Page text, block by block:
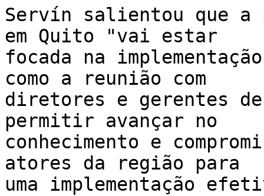
Servín salientou que a
em Quito "vai estar
focada na
como a reunião com
diretores e gerentes
permitir avançar no
conhecimento e
atores da região para
uma implementação